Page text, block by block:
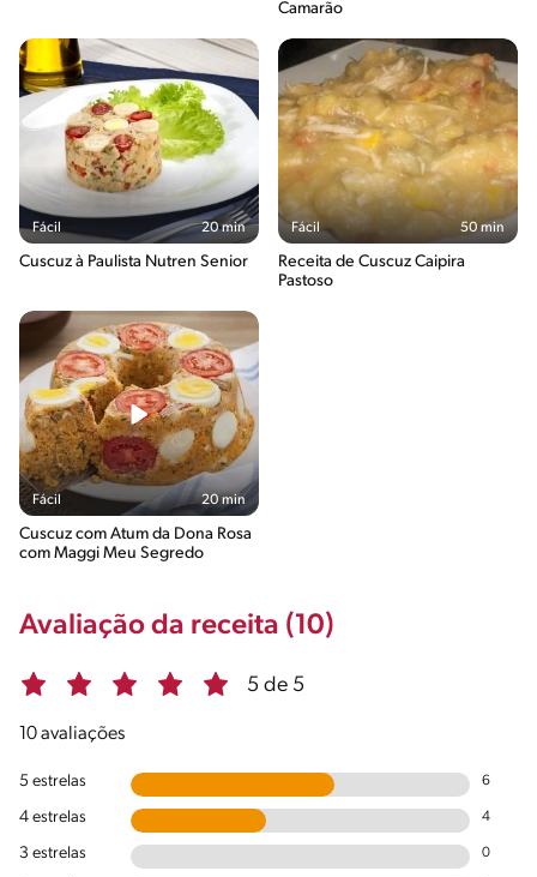
Camarão
Fácil 20 min
Cuscuz à Paulista Nutren Senior
Fácil 50 min
Receita de Cuscuz Caipira
Pastoso
Fácil 20 min
Cuscuz com Atum da Dona Rosa
com Maggi Meu Segredo
Avaliação da receita (10)
5 de 5
10 avaliações
5 estrelas 6
4 estrelas 4
3 estrelas 0